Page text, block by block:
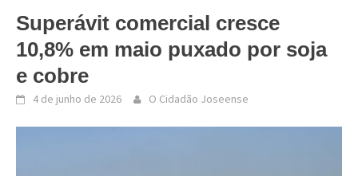
Superávit comercial cresce
10,8% em maio puxado por soja
e cobre
4 de junho de 2026 O Cidadão Joseense